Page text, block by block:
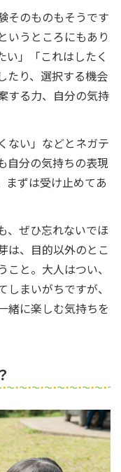
そのものもそうです
いうところにもあり
い」「これはしたく
たり、選択する機会
する力、自分の気持
ない」などとネガテ
自分の気持ちの表現
まずは受け止めてあ
、ぜひ忘れないでほ
は、目的以外のとこ
と。大人はつい、
まいがちですが、
緒に楽しむ気持ちを